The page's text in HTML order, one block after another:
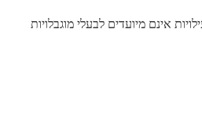
אינם מיועדים לבעלי מוגבלויות